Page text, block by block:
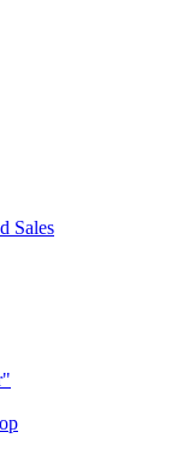
Sales